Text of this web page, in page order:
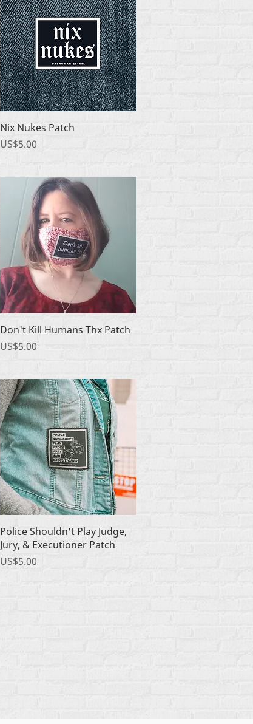
快速瀏覽
Nix Nukes Patch
價格
US$5.00
快速瀏覽
Don't Kill Humans Thx Patch
價格
US$5.00
快速瀏覽
Police Shouldn't Play Judge,
Jury, & Executioner Patch
價格
US$5.00